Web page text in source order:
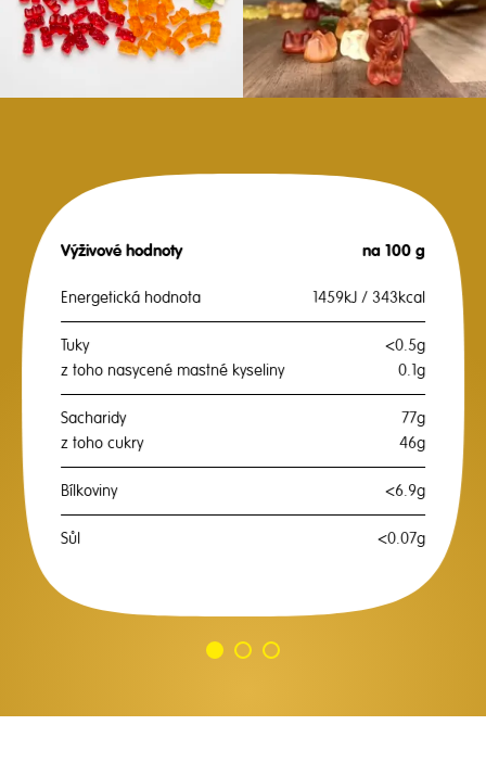
Výživové hodnoty na 100 g
Energetická hodnota 1459kJ / 343kcal
Tuky
<0.5g
z toho nasycené mastné kyseliny
0.1g
Sacharidy
77g
z toho cukry
46g
Bílkoviny <6.9g
Sůl <0.07g
Jdi
1
Jdi
2
Jdi
3